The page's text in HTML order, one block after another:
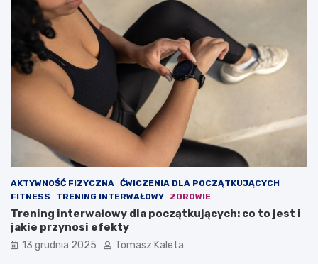
ć
m
m
n
i
o
w
ą
u
i
AKTYWNOŚĆ FIZYCZNA ĆWICZENIA DLA POCZĄTKUJĄCYCH
FITNESS
TRENING INTERWAŁOWY ZDROWIE
Trening interwałowy dla początkujących: co to jest i
jakie przynosi efekty
13 grudnia 2025 Tomasz Kaleta